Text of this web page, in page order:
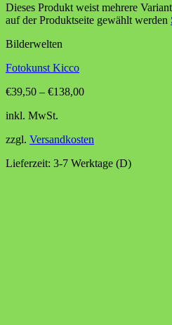
Dieses Produkt weist mehrere
auf der Produktseite gewählt werden
Bilderwelten
Fotokunst Kicco
€39,50 – €138,00
inkl. MwSt.
zzgl. Versandkosten
Lieferzeit: 3-7 Werktage (D)